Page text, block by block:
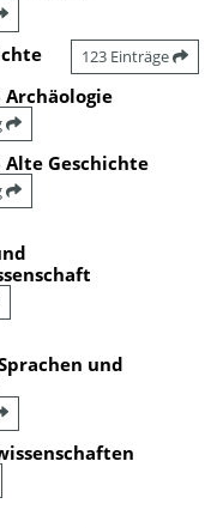
123 Einträge
Archäologie
Alte Geschichte
und